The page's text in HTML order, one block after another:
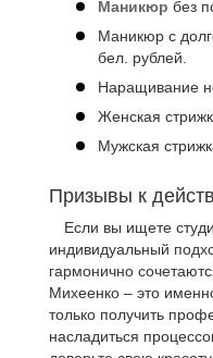
Маникюр без
Маникюр с
бел. рублей.
Наращивание
Женская
Мужская
Призывы к
Если вы ищете
индивидуальный
гармонично
Михеенко – это
только получить
насладиться